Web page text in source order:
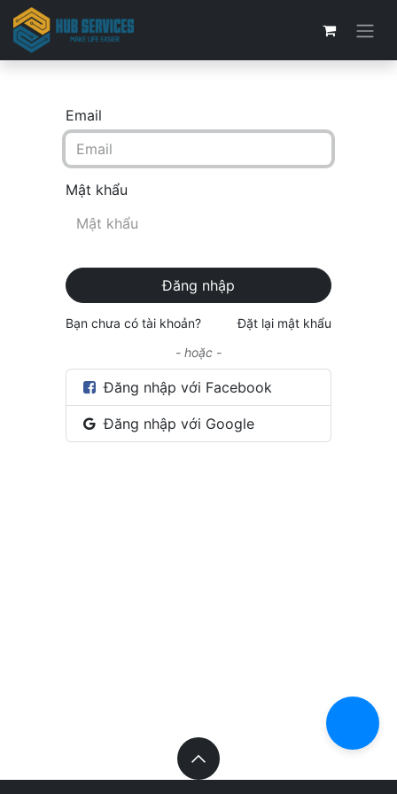
Email
Mật khẩu
Đăng nhập
Bạn chưa có tài khoản?
Đặt lại mật khẩu
- hoặc -
Đăng nhập với Facebook
Đăng nhập với Google